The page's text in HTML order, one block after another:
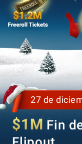
27 de
$1M Fin